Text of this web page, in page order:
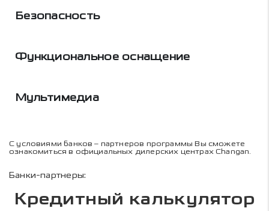
Безопасность
Функциональное оснащение
Мультимедиа
С условиями банков – партнеров программы Вы сможете
ознакомиться в официальных дилерских центрах Changan.
Банки-партнеры:
Кредитный калькулятор